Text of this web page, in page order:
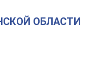
ОБЛАСТИ